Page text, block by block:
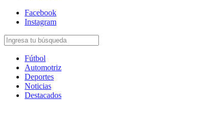
Facebook
Instagram
Fútbol
Automotriz
Deportes
Noticias
Destacados